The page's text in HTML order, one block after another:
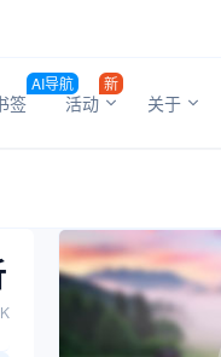
签
AI导航
活动
新
关于